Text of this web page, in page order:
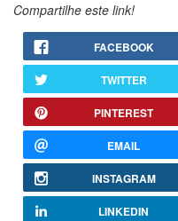
Compartilhe este link!
FACEBOOK
TWITTER
PINTEREST
EMAIL
INSTAGRAM
LINKEDIN